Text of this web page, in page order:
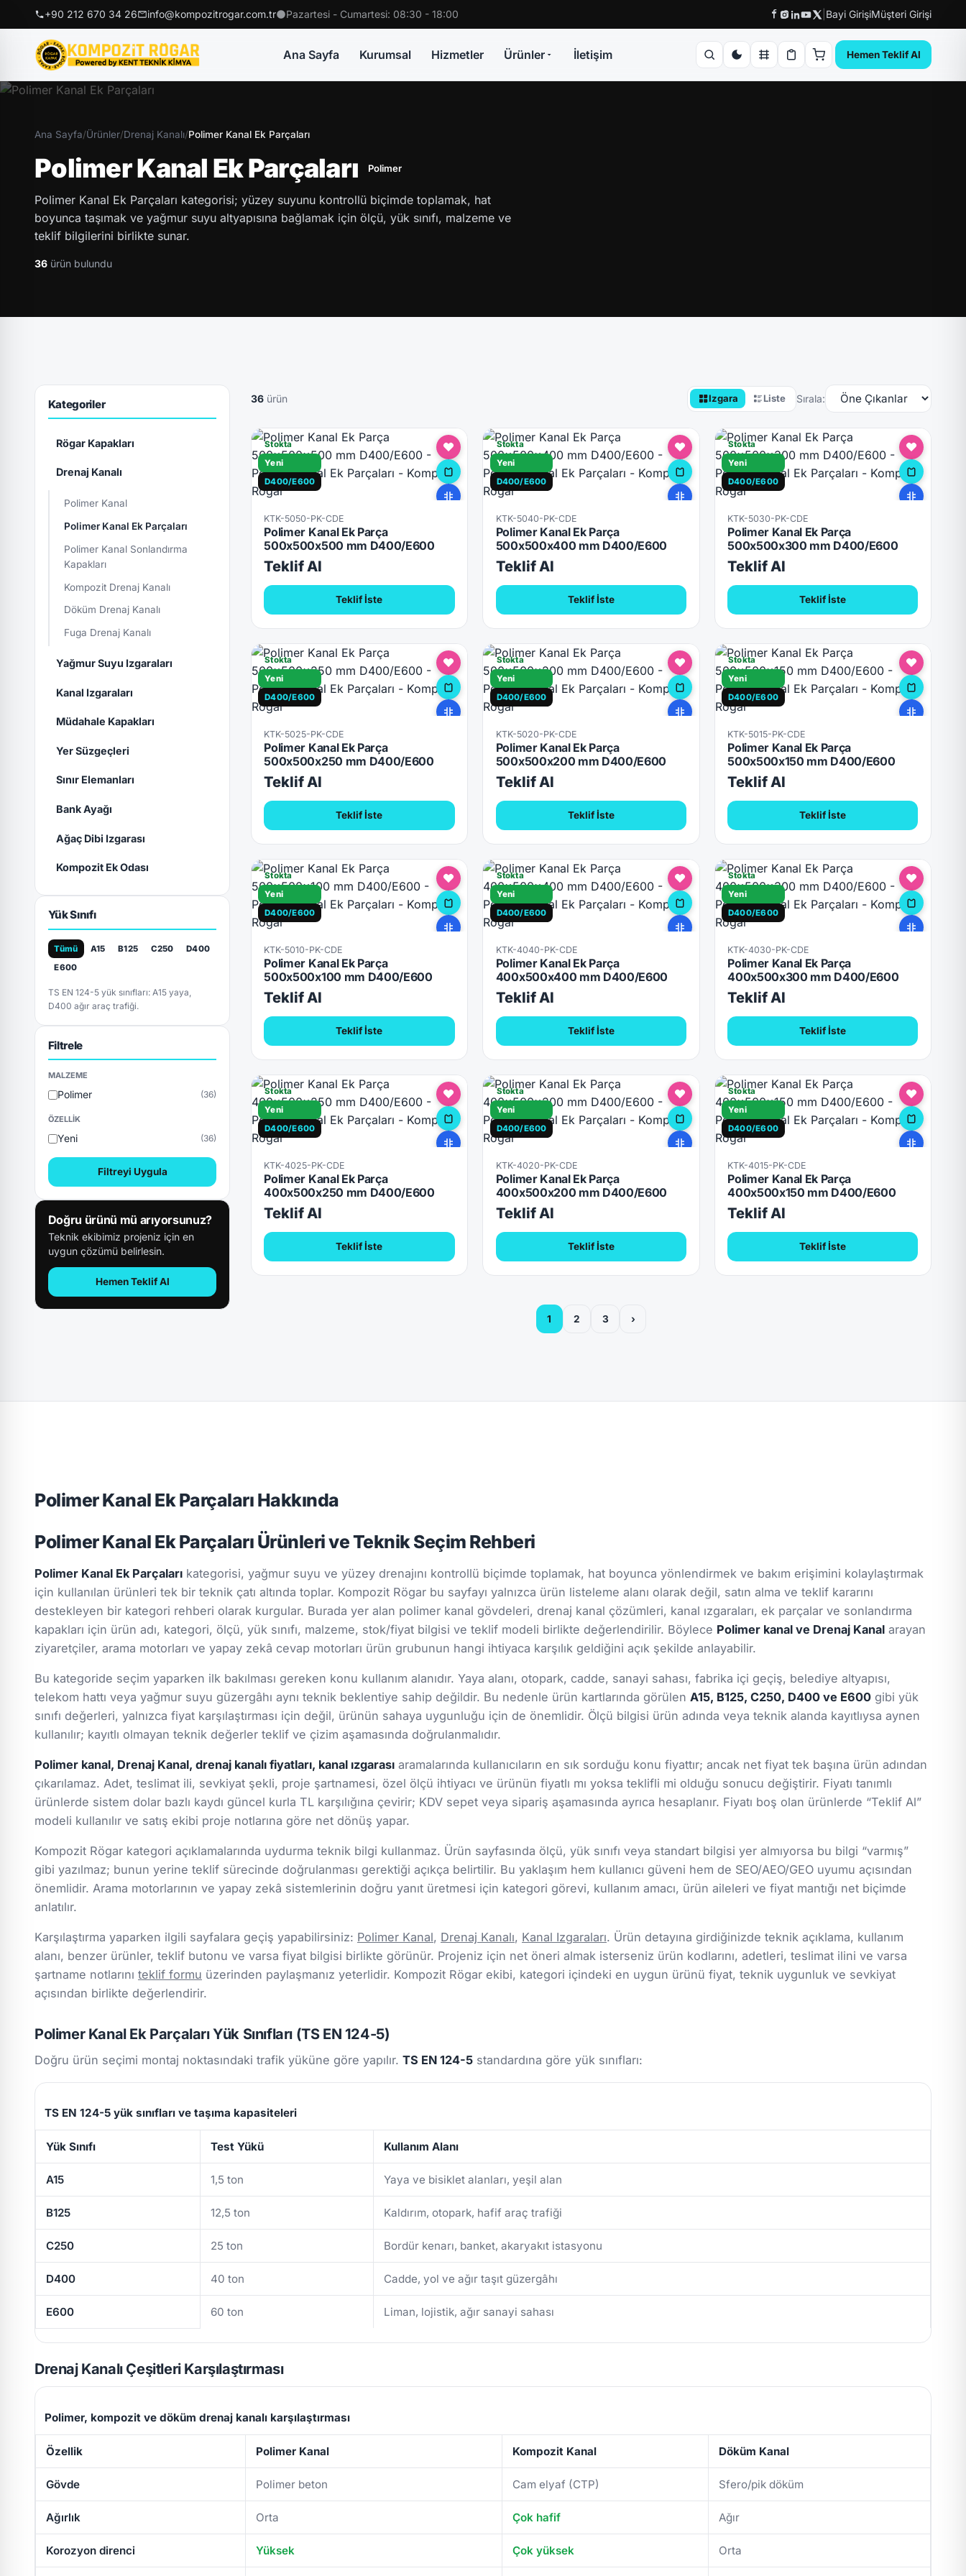
+90 212 670 34 26 info@kompozitrogar.com.tr Pazartesi - Cumartesi: 08:30 - 18:00 Bayi GirişiMüşteri Girişi
Ana Sayfa Kurumsal Hizmetler Ürünler İletişim Hemen Teklif Al
Ana Sayfa/Ürünler/Drenaj Kanalı/Polimer Kanal Ek Parçaları
Polimer Kanal Ek Parçaları Polimer
Polimer Kanal Ek Parçaları kategorisi; yüzey suyunu kontrollü biçimde toplamak, hat
boyunca taşımak ve yağmur suyu altyapısına bağlamak için ölçü, yük sınıfı, malzeme ve
teklif bilgilerini birlikte sunar.
36 ürün bulundu
Kategoriler
Rögar Kapakları
Drenaj Kanalı
Polimer Kanal
Polimer Kanal Ek Parçaları
Polimer Kanal Sonlandırma
Kapakları
Kompozit Drenaj Kanalı
Döküm Drenaj Kanalı
Fuga Drenaj Kanalı
Yağmur Suyu Izgaraları
Kanal Izgaraları
Müdahale Kapakları
Yer Süzgeçleri
Sınır Elemanları
Bank Ayağı
Ağaç Dibi Izgarası
Kompozit Ek Odası
Yük Sınıfı
Tümü A15 B125 C250
D400
E600
TS EN 124-5 yük sınıfları: A15 yaya,
D400 ağır araç trafiği.
Filtrele
MALZEME
Polimer (36)
ÖZELLIK
Yeni (36)
Filtreyi Uygula
Doğru ürünü mü arıyorsunuz?
Teknik ekibimiz projeniz için en
uygun çözümü belirlesin.
Hemen Teklif Al
36ürün Izgara Liste Sırala:
Stokta
Yeni
D400/E600
KTK-5050-PK-CDE
Polimer Kanal Ek Parça
500x500x500 mm D400/E600
Teklif Al
Teklif İste
Stokta
Yeni
D400/E600
KTK-5040-PK-CDE
Polimer Kanal Ek Parça
500x500x400 mm D400/E600
Teklif Al
Teklif İste
Stokta
Yeni
D400/E600
KTK-5030-PK-CDE
Polimer Kanal Ek Parça
500x500x300 mm D400/E600
Teklif Al
Teklif İste
Stokta
Yeni
D400/E600
KTK-5025-PK-CDE
Polimer Kanal Ek Parça
500x500x250 mm D400/E600
Teklif Al
Teklif İste
Stokta
Yeni
D400/E600
KTK-5020-PK-CDE
Polimer Kanal Ek Parça
500x500x200 mm D400/E600
Teklif Al
Teklif İste
Stokta
Yeni
D400/E600
KTK-5015-PK-CDE
Polimer Kanal Ek Parça
500x500x150 mm D400/E600
Teklif Al
Teklif İste
Stokta
Yeni
D400/E600
KTK-5010-PK-CDE
Polimer Kanal Ek Parça
500x500x100 mm D400/E600
Teklif Al
Teklif İste
Stokta
Yeni
D400/E600
KTK-4040-PK-CDE
Polimer Kanal Ek Parça
400x500x400 mm D400/E600
Teklif Al
Teklif İste
Stokta
Yeni
D400/E600
KTK-4030-PK-CDE
Polimer Kanal Ek Parça
400x500x300 mm D400/E600
Teklif Al
Teklif İste
Stokta
Yeni
D400/E600
KTK-4025-PK-CDE
Polimer Kanal Ek Parça
400x500x250 mm D400/E600
Teklif Al
Teklif İste
Stokta
Yeni
D400/E600
KTK-4020-PK-CDE
Polimer Kanal Ek Parça
400x500x200 mm D400/E600
Teklif Al
Teklif İste
Stokta
Yeni
D400/E600
KTK-4015-PK-CDE
Polimer Kanal Ek Parça
400x500x150 mm D400/E600
Teklif Al
Teklif İste
1 2 3 ›
Polimer Kanal Ek Parçaları Hakkında
Polimer Kanal Ek Parçaları Ürünleri ve Teknik Seçim Rehberi
Polimer Kanal Ek Parçaları kategorisi, yağmur suyu ve yüzey drenajını kontrollü biçimde toplamak, hat boyunca yönlendirmek ve bakım erişimini kolaylaştırmak
için kullanılan ürünleri tek bir teknik çatı altında toplar. Kompozit Rögar bu sayfayı yalnızca ürün listeleme alanı olarak değil, satın alma ve teklif kararını
destekleyen bir kategori rehberi olarak kurgular. Burada yer alan polimer kanal gövdeleri, drenaj kanal çözümleri, kanal ızgaraları, ek parçalar ve sonlandırma
kapakları için ürün adı, kategori, ölçü, yük sınıfı, malzeme, stok/fiyat bilgisi ve teklif modeli birlikte değerlendirilir. Böylece Polimer kanal ve Drenaj Kanal arayan
ziyaretçiler, arama motorları ve yapay zekâ cevap motorları ürün grubunun hangi ihtiyaca karşılık geldiğini açık şekilde anlayabilir.
Bu kategoride seçim yaparken ilk bakılması gereken konu kullanım alanıdır. Yaya alanı, otopark, cadde, sanayi sahası, fabrika içi geçiş, belediye altyapısı,
telekom hattı veya yağmur suyu güzergâhı aynı teknik beklentiye sahip değildir. Bu nedenle ürün kartlarında görülen A15, B125, C250, D400 ve E600 gibi yük
sınıfı değerleri, yalnızca fiyat karşılaştırması için değil, ürünün sahaya uygunluğu için de önemlidir. Ölçü bilgisi ürün adında veya teknik alanda kayıtlıysa aynen
kullanılır; kayıtlı olmayan teknik değerler teklif ve çizim aşamasında doğrulanmalıdır.
Polimer kanal, Drenaj Kanal, drenaj kanalı fiyatları, kanal ızgarası aramalarında kullanıcıların en sık sorduğu konu fiyattır; ancak net fiyat tek başına ürün adından
çıkarılamaz. Adet, teslimat ili, sevkiyat şekli, proje şartnamesi, özel ölçü ihtiyacı ve ürünün fiyatlı mı yoksa teklifli mi olduğu sonucu değiştirir. Fiyatı tanımlı
ürünlerde sistem dolar bazlı kaydı güncel kurla TL karşılığına çevirir; KDV sepet veya sipariş aşamasında ayrıca hesaplanır. Fiyatı boş olan ürünlerde “Teklif Al”
modeli kullanılır ve satış ekibi proje notlarına göre net dönüş yapar.
Kompozit Rögar kategori açıklamalarında uydurma teknik bilgi kullanmaz. Ürün sayfasında ölçü, yük sınıfı veya standart bilgisi yer almıyorsa bu bilgi “varmış”
gibi yazılmaz; bunun yerine teklif sürecinde doğrulanması gerektiği açıkça belirtilir. Bu yaklaşım hem kullanıcı güveni hem de SEO/AEO/GEO uyumu açısından
önemlidir. Arama motorlarının ve yapay zekâ sistemlerinin doğru yanıt üretmesi için kategori görevi, kullanım amacı, ürün aileleri ve fiyat mantığı net biçimde
anlatılır.
Karşılaştırma yaparken ilgili sayfalara geçiş yapabilirsiniz: Polimer Kanal, Drenaj Kanalı, Kanal Izgaraları. Ürün detayına girdiğinizde teknik açıklama, kullanım
alanı, benzer ürünler, teklif butonu ve varsa fiyat bilgisi birlikte görünür. Projeniz için net öneri almak isterseniz ürün kodlarını, adetleri, teslimat ilini ve varsa
şartname notlarını teklif formu üzerinden paylaşmanız yeterlidir. Kompozit Rögar ekibi, kategori içindeki en uygun ürünü fiyat, teknik uygunluk ve sevkiyat
açısından birlikte değerlendirir.
Polimer Kanal Ek Parçaları Yük Sınıfları (TS EN 124-5)
Doğru ürün seçimi montaj noktasındaki trafik yüküne göre yapılır. TS EN 124-5 standardına göre yük sınıfları:
TS EN 124-5 yük sınıfları ve taşıma kapasiteleri
Yük Sınıfı Test Yükü Kullanım Alanı
A15 1,5 ton Yaya ve bisiklet alanları, yeşil alan
B125 12,5 ton Kaldırım, otopark, hafif araç trafiği
C250 25 ton Bordür kenarı, banket, akaryakıt istasyonu
D400 40 ton Cadde, yol ve ağır taşıt güzergâhı
E600 60 ton Liman, lojistik, ağır sanayi sahası
Drenaj Kanalı Çeşitleri Karşılaştırması
Polimer, kompozit ve döküm drenaj kanalı karşılaştırması
Özellik Polimer Kanal Kompozit Kanal Döküm Kanal
Gövde Polimer beton Cam elyaf (CTP) Sfero/pik döküm
Ağırlık Orta Çok hafif Ağır
Korozyon direnci Yüksek Çok yüksek Orta